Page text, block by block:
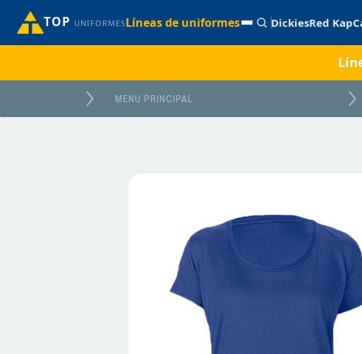
TOP UNIFORMESLíneas de uniformes DickiesRed Kap
MENU PRINCIPAL